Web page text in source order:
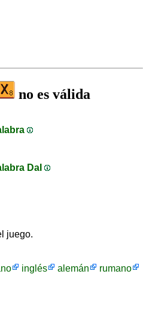
no es válida
DaI
juego.
inglés alemán
rumano